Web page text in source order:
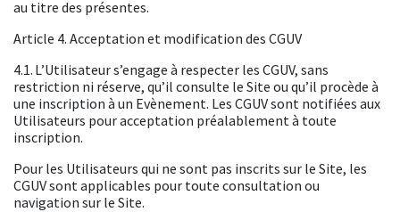
au titre des présentes.
Article 4. Acceptation et modification des CGUV
4.1. L’Utilisateur s’engage à respecter les CGUV, sans
restriction ni réserve, qu’il consulte le Site ou qu’il procède à
une inscription à un Evènement. Les CGUV sont notifiées aux
Utilisateurs pour acceptation préalablement à toute
inscription.
Pour les Utilisateurs qui ne sont pas inscrits sur le Site, les
CGUV sont applicables pour toute consultation ou
navigation sur le Site.